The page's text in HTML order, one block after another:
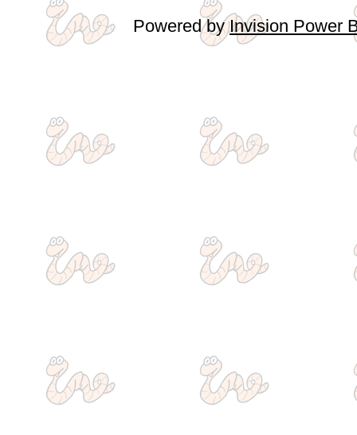
Powered byInvision Power